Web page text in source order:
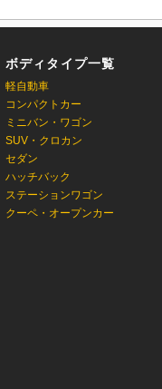
ボディタイプ一覧
軽自動車
コンパクトカー
ミニバン・ワゴン
SUV・クロカン
セダン
ハッチバック
ステーションワゴン
クーペ・オープンカー